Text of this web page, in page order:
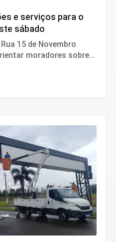
e serviços para o
sábado
15 de Novembro
moradores sobre
e cuidados